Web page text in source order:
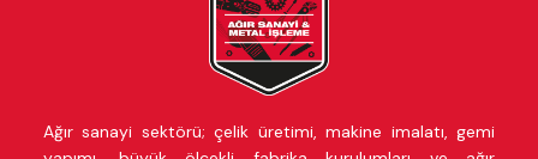
Ağır sanayi sektörü; çelik üretimi, makine imalatı, gemi